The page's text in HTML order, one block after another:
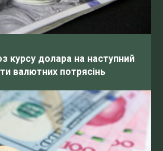
курсу долара на наступний
валютних потрясінь